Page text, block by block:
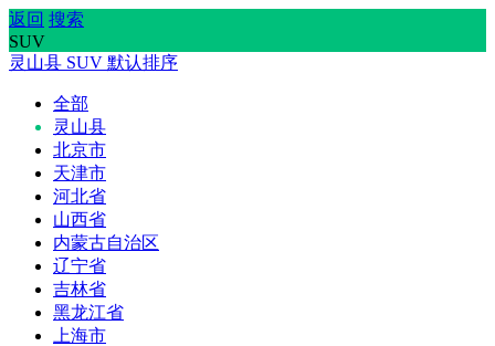
返回 搜索
SUV
灵山县 SUV 默认排序
全部
灵山县
北京市
天津市
河北省
山西省
内蒙古自治区
辽宁省
吉林省
黑龙江省
上海市